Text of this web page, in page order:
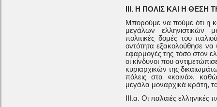
ΙΙΙ. Η ΠΟΛΙΣ ΚΑΙ Η
Μπορούμε να πούμε ότι η
μεγάλων ελληνιστικών
πολιτικές δομές του
οντότητα εξακολούθησε να
εφαρμογές της τόσο στον
οι κίνδυνοι που
κυριαρχικών της
πόλεις στα «κοινά»,
μεγάλα μοναρχικά κράτη,
ΙΙΙ.α. Οι παλαιές ελληνικές